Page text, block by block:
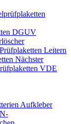
DGUV
Prüfplaketten Leitern
Nächster
VDE
Aufkleber